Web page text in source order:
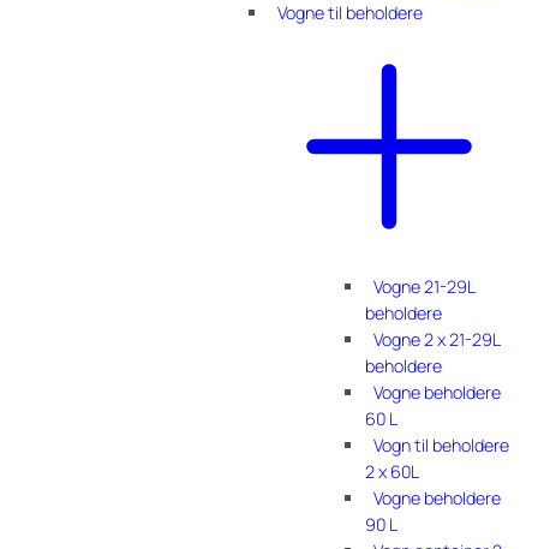
Vogne til beholdere
Vogne 21-29L
beholdere
Vogne 2 x 21-29L
beholdere
Vogne beholdere
60 L
Vogn til beholdere
2 x 60L
Vogne beholdere
90 L